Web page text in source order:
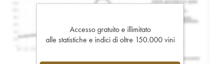
Accesso gratuito e illimitato
alle statistiche e indici di oltre 150.000 vini